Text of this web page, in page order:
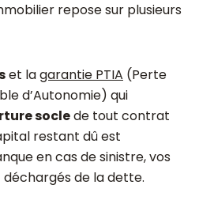
repose sur plusieurs
et lagarantie PTIA (Perte
d’Autonomie) qui
soclede tout contrat
restant dû est
en cas de sinistre, vos
de la dette.